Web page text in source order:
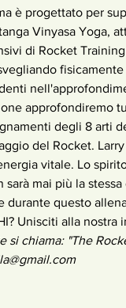
Vinyasa Yoga,
degli 8 arti
del Rocket.
vitale. Lo
sarà mai più la stessa
durante questo
Unisciti alla
si chiama: "The